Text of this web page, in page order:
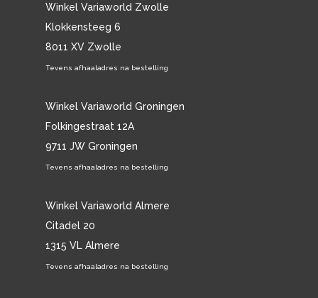
Winkel Variaworld Zwolle
Klokkensteeg 6
8011 XV Zwolle
Tevens afhaaladres na bestelling
Winkel Variaworld Groningen
Folkingestraat 12A
9711 JW Groningen
Tevens afhaaladres na bestelling
Winkel Variaworld Almere
Citadel 20
1315 VL Almere
Tevens afhaaladres na bestelling